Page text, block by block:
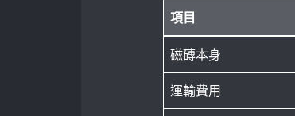
項目
磁磚本身
運輸費用